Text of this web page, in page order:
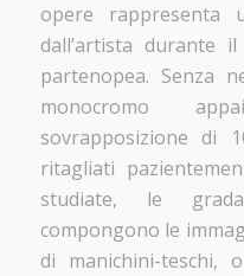
opere rappresenta
dall’artista durante
partenopea. Senza
monocromo
sovrapposizione di
ritagliati
studiate, le
compongono le
di manichini-